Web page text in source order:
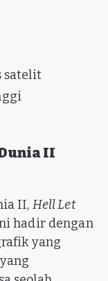
satelit
II
II, Hell Let
hadir dengan
yang